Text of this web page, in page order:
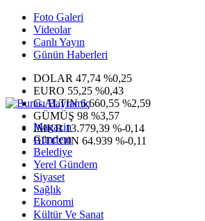
Foto Galeri
Videolar
Canlı Yayın
Günün Haberleri
DOLAR 47,74 %0,25
EURO 55,25 %0,43
G.ALTIN6.660,55 %2,59
GÜMÜŞ 98 %3,57
IMKB13.779,39 %-0,14
BITCOIN 64.939 %-0,11
Magazin
Gündem
Belediye
Yerel Gündem
Siyaset
Sağlık
Ekonomi
Kültür Ve Sanat